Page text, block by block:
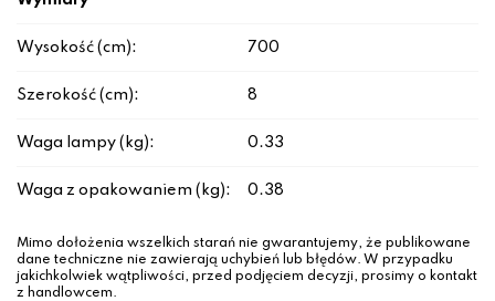
Wysokość (cm): 700
Szerokość (cm): 8
Waga lampy (kg): 0.33
Waga z opakowaniem (kg): 0.38
Mimo dołożenia wszelkich starań nie gwarantujemy, że publikowane
dane techniczne nie zawierają uchybień lub błędów. W przypadku
jakichkolwiek wątpliwości, przed podjęciem decyzji, prosimy o kontakt
z handlowcem.